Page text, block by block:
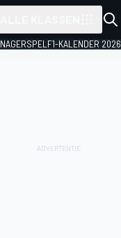
F1-KALENDER 2026